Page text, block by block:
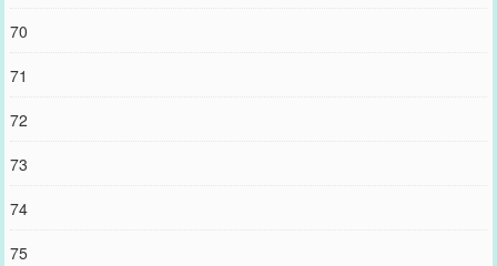
70
71
72
73
74
75